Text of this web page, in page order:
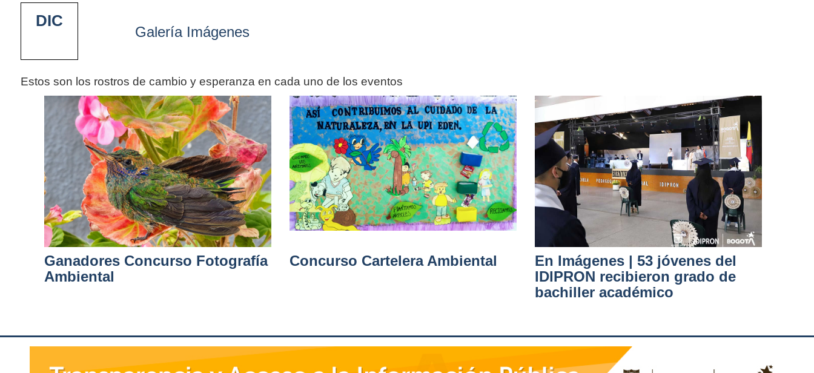
Galería Imágenes
Estos son los rostros de cambio y esperanza en cada uno de los eventos
Ganadores Concurso Fotografía
Ambiental
Concurso Cartelera Ambiental
En Imágenes | 53 jóvenes del
IDIPRON recibieron grado de
bachiller académico
DIC